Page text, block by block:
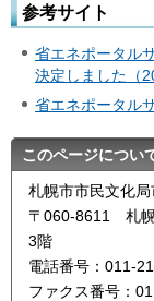
参考サイト
省エネポータル
決定しました（
省エネポータル
このページについ
札幌市市民文化
〒060-8611 札
3階
電話番号：011-
ファクス番号：